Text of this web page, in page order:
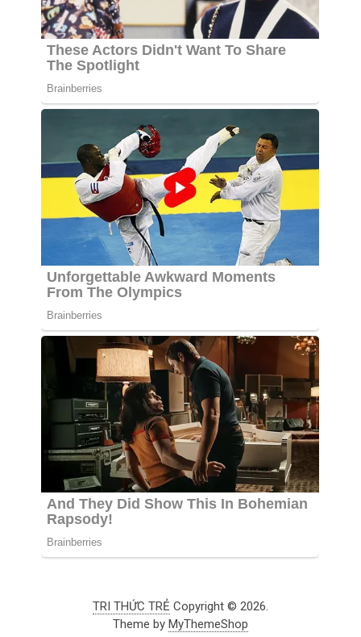
TRI THỨC TRẺ Copyright © 2026.
Theme by MyThemeShop